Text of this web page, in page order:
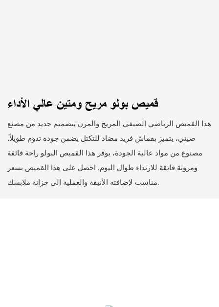
قميص بولو مريح ومتين عالي الأداء
هذا القميص الرياضي الصيفي المريح والمرن بتصميم جديد من مصنع
صيني، يتميز بقماش فريد مضاد للتكتل يضمن جودة تدوم طويلاً.
مصنوع من مواد عالية الجودة، يوفر هذا القميص البولو راحة فائقة
ومرونة فائقة للارتداء طوال اليوم. احصل على هذا القميص بسعر
مناسب لإضافته الأنيقة والعملية إلى خزانة ملابسك.